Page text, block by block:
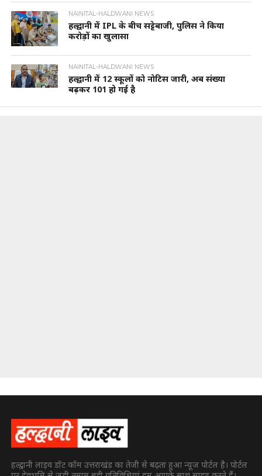
NAINITAL-HALDWANI NEWS
हल्द्वानी में IPL के बीच सट्टेबाजी, पुलिस ने किया
करोड़ों का खुलासा
NAINITAL-HALDWANI NEWS
हल्द्वानी में 12 स्कूलों को नोटिस जारी, अब संख्या
बढ़कर 101 हो गई है
हल्द्वानी लाइव डॉट कॉम उत्तराखंड का तेजी से बढ़ता हुआ न्यूज पोर्टल है। पोर्टल